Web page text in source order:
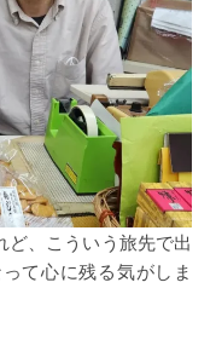
、こういう旅先で出
て心に残る気がしま